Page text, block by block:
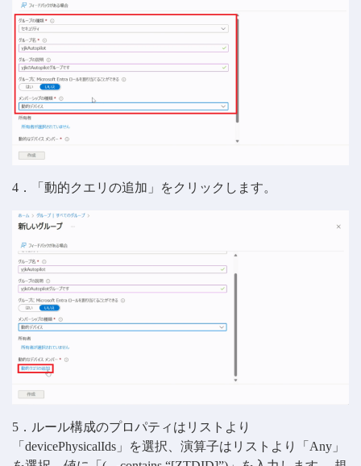
4．「動的クエリの追加」をクリックします。
5．ルール構成のプロパティはリストより
「devicePhysicalIds」を選択、演算子はリストより「Any」